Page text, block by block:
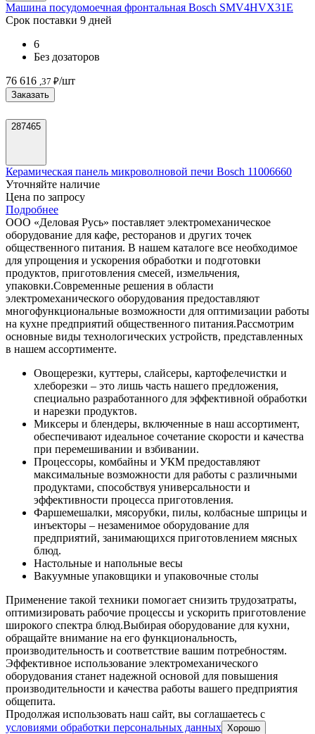
Машина посудомоечная фронтальная Bosch SMV4HVX31E
Срок поставки 9 дней
6
Без дозаторов
76 616 ,37 ₽/шт
Заказать
287465
Керамическая панель микроволновой печи Bosch 11006660
Уточняйте наличие
Цена по запросу
Подробнее
ООО «Деловая Русь» поставляет электромеханическое
оборудование для кафе, ресторанов и других точек
общественного питания. В нашем каталоге все необходимое
для упрощения и ускорения обработки и подготовки
продуктов, приготовления смесей, измельчения,
упаковки.Современные решения в области
электромеханического оборудования предоставляют
многофункциональные возможности для оптимизации работы
на кухне предприятий общественного питания.Рассмотрим
основные виды технологических устройств, представленных
в нашем ассортименте.
Овощерезки, куттеры, слайсеры, картофелечистки и
хлеборезки – это лишь часть нашего предложения,
специально разработанного для эффективной обработки
и нарезки продуктов.
Миксеры и блендеры, включенные в наш ассортимент,
обеспечивают идеальное сочетание скорости и качества
при перемешивании и взбивании.
Процессоры, комбайны и УКМ предоставляют
максимальные возможности для работы с различными
продуктами, способствуя универсальности и
эффективности процесса приготовления.
Фаршемешалки, мясорубки, пилы, колбасные шприцы и
инъекторы – незаменимое оборудование для
предприятий, занимающихся приготовлением мясных
блюд.
Настольные и напольные весы
Вакуумные упаковщики и упаковочные столы
Применение такой техники помогает снизить трудозатраты,
оптимизировать рабочие процессы и ускорить приготовление
широкого спектра блюд.Выбирая оборудование для кухни,
обращайте внимание на его функциональность,
производительность и соответствие вашим потребностям.
Эффективное использование электромеханического
оборудования станет надежной основой для повышения
производительности и качества работы вашего предприятия
общепита.
Продолжая использовать наш сайт, вы соглашаетесь c
условиями обработки персональных данных Хорошо